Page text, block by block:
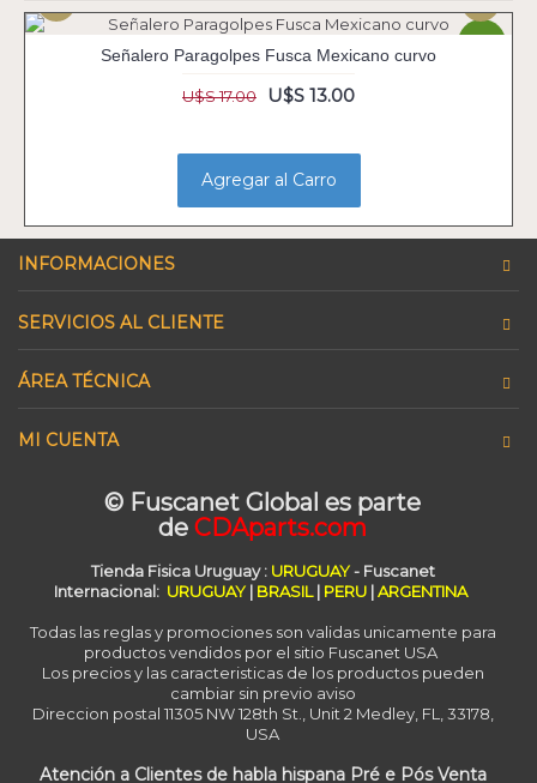
Señalero Paragolpes Fusca Mexicano curvo
U$S 17.00 U$S 13.00
Agregar al Carro
INFORMACIONES
SERVICIOS AL CLIENTE
ÁREA TÉCNICA
MI CUENTA
© Fuscanet Global es parte
de CDAparts.com
Tienda Fisica Uruguay: URUGUAY- Fuscanet
Internacional: URUGUAY | BRASIL| PERU |ARGENTINA
Todas las reglas y promociones son validas unicamente para
productos vendidos por el sitio Fuscanet USA
Los precios y las caracteristicas de los productos pueden
cambiar sin previo aviso
Direccion postal 11305 NW 128th St., Unit 2 Medley, FL, 33178,
USA
Atención a Clientes de habla hispana Pré e Pós Venta